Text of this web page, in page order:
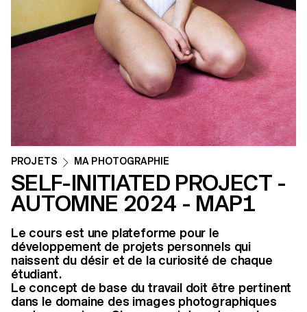
PROJETS MA PHOTOGRAPHIE
SELF-INITIATED PROJECT -
AUTOMNE 2024 - MAP1
Le cours est une plateforme pour le
développement de projets personnels qui
naissent du désir et de la curiosité de chaque
étudiant.
Le concept de base du travail doit être pertinent
dans le domaine des images photographiques